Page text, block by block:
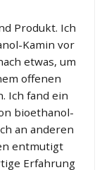
Produkt. Ich
Kamin vor
etwas, um
offenen
Ich fand ein
bioethanol-
an anderen
entmutigt
Erfahrung